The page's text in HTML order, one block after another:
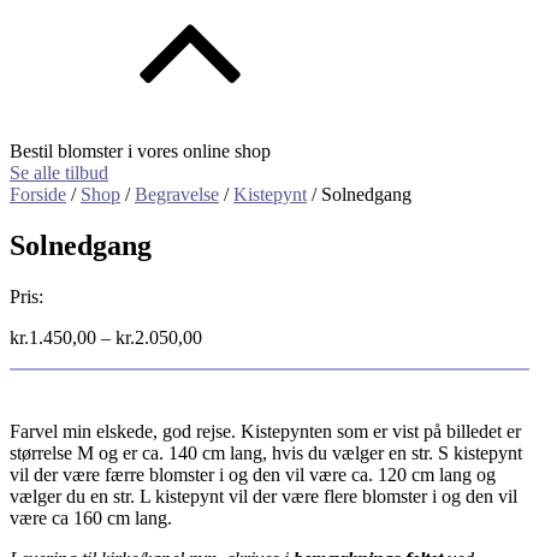
Bestil blomster i vores online shop
Se alle tilbud
Forside / Shop /Begravelse /Kistepynt / Solnedgang
Solnedgang
Pris:
kr.1.450,00 – kr.2.050,00
Farvel min elskede, god rejse. Kistepynten som er vist på billedet er
størrelse M og er ca. 140 cm lang, hvis du vælger en str. S kistepynt
vil der være færre blomster i og den vil være ca. 120 cm lang og
vælger du en str. L kistepynt vil der være flere blomster i og den vil
være ca 160 cm lang.